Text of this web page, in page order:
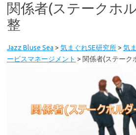
関係者(ステークホ
整
Jazz Bluse Sea > 気まぐれSE研究所> 気
ービスマネージメント > 関係者(ステーク